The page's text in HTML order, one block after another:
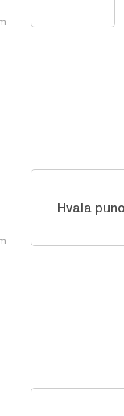
Hvala